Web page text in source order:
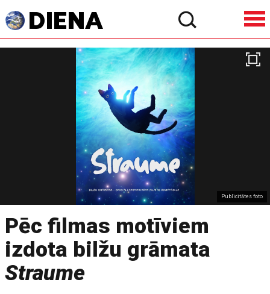
Publicitātes foto
Pēc filmas motīviem
izdota bilžu grāmata
Straume